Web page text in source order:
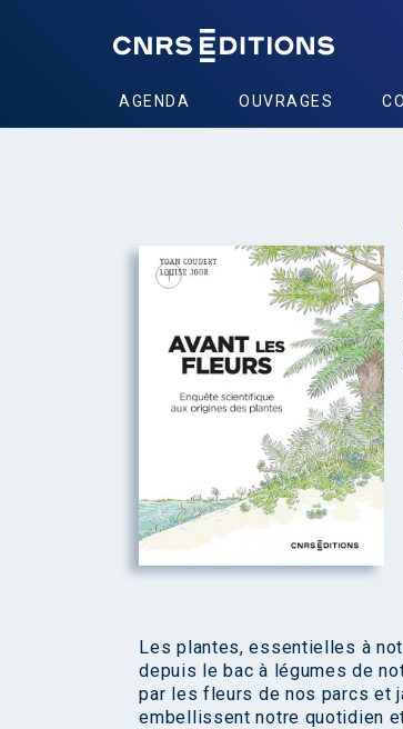
AGENDA OUVRAGES
+
Les plantes, essentielles à
depuis le bac à légumes de
par les fleurs de nos parcs et
embellissent notre quotidien